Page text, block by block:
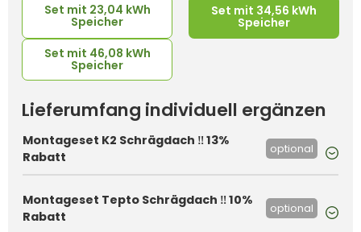
Set mit 23,04 kWh
Speicher
Set mit 34,56 kWh
Speicher
Set mit 46,08 kWh
Speicher
Lieferumfang individuell ergänzen
Montageset K2 Schrägdach ‼️ 13%
Rabatt
optional
Montageset Tepto Schrägdach ‼️ 10%
Rabatt
optional